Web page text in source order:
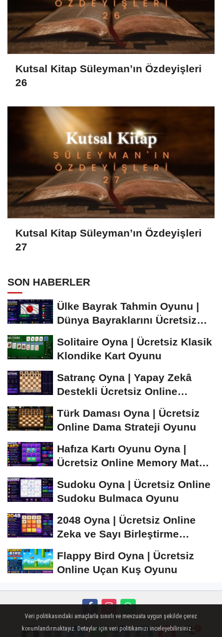
Kutsal Kitap Süleyman’ın Özdeyişleri
26
Kutsal Kitap Süleyman’ın Özdeyişleri
27
SON HABERLER
Ülke Bayrak Tahmin Oyunu |
Dünya Bayraklarını Ücretsiz
Solitaire Oyna | Ücretsiz Klasik
Klondike Kart Oyunu
Satranç Oyna | Yapay Zekâ
Destekli Ücretsiz Online
Türk Daması Oyna | Ücretsiz
Online Dama Strateji Oyunu
Hafıza Kartı Oyunu Oyna |
Ücretsiz Online Memory Match
Sudoku Oyna | Ücretsiz Online
Sudoku Bulmaca Oyunu
2048 Oyna | Ücretsiz Online
Zeka ve Sayı Birleştirme
Flappy Bird Oyna | Ücretsiz
Online Uçan Kuş Oyunu
Künye İletişim Çerez Politikası Gizlilik İlkeleri
Veri politikasındaki amaçlarla sınırlı ve mevzuata uygun şekilde çerez
konumlandırmaktayız. Detaylar için veri politikamızı inceleyebilirsiniz...